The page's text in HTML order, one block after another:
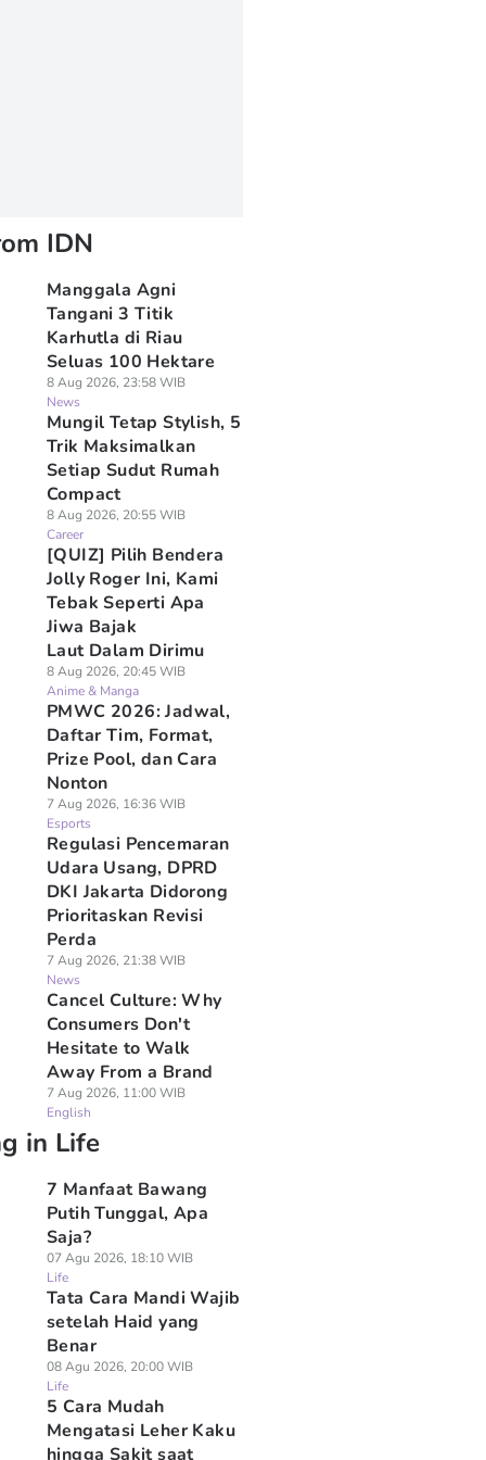
IDN
Manggala Agni
Tangani 3 Titik
Karhutla di Riau
Seluas 100 Hektare
8 Aug 2026, 23:58 WIB
News
Mungil Tetap Stylish, 5
Trik Maksimalkan
Setiap Sudut Rumah
Compact
8 Aug 2026, 20:55 WIB
Career
[QUIZ] Pilih Bendera
Jolly Roger Ini, Kami
Tebak Seperti Apa
Jiwa Bajak
Laut Dalam Dirimu
8 Aug 2026, 20:45 WIB
Anime & Manga
PMWC 2026: Jadwal,
Daftar Tim, Format,
Prize Pool, dan Cara
Nonton
7 Aug 2026, 16:36 WIB
Esports
Regulasi Pencemaran
Udara Usang, DPRD
DKI Jakarta Didorong
Prioritaskan Revisi
Perda
7 Aug 2026, 21:38 WIB
News
Cancel Culture: Why
Consumers Don't
Hesitate to Walk
Away From a Brand
7 Aug 2026, 11:00 WIB
English
in Life
7 Manfaat Bawang
Putih Tunggal, Apa
Saja?
07 Agu 2026, 18:10 WIB
Life
Tata Cara Mandi Wajib
setelah Haid yang
Benar
08 Agu 2026, 20:00 WIB
Life
5 Cara Mudah
Mengatasi Leher Kaku
hingga Sakit saat